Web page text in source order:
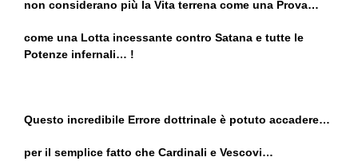
non considerano più la Vita terrena come una Prova…
come una Lotta incessante contro Satana e tutte le
Potenze infernali… !
Questo incredibile Errore dottrinale è potuto accadere…
per il semplice fatto che Cardinali e Vescovi…